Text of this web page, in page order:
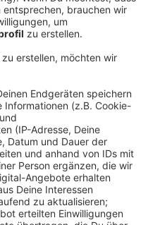
Feld abgeladen. Laut
sagt
Ein Passant hatte
entdeckt und
informiert.
Umweltsünde. Der
Fässer